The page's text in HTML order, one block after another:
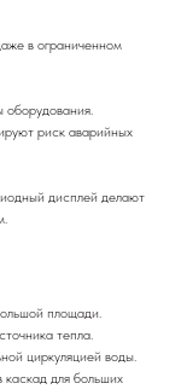
в ограниченном
риск аварийных
дисплей делают
площади.
тепла.
циркуляцией воды.
каскад для больших